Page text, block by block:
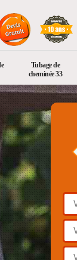
Tubage de
cheminée 33